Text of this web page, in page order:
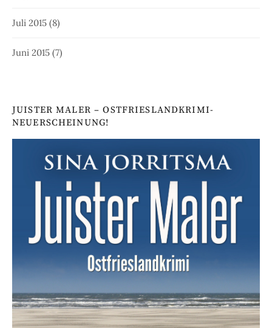
Juli 2015 (8)
Juni 2015 (7)
JUISTER MALER – OSTFRIESLANDKRIMI-
NEUERSCHEINUNG!